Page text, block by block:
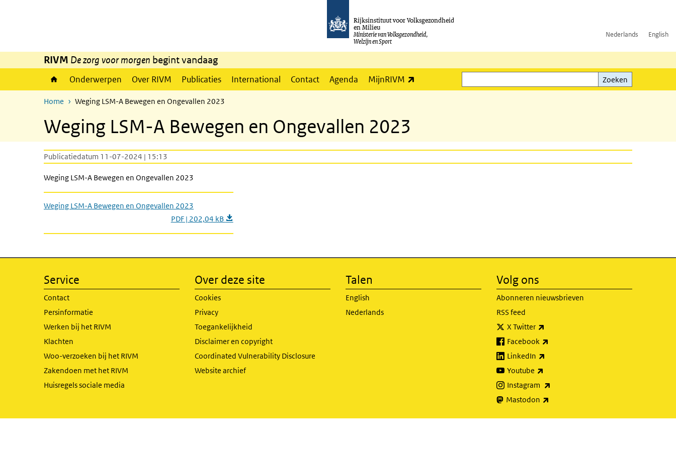
Rijksinstituut voor Volksgezondheid
en Milieu
Ministerie van Volksgezondheid,
Welzijn en Sport
Nederlands English
RIVM De zorg voor morgen begint vandaag
Onderwerpen Over RIVM Publicaties International Contact Agenda MijnRIVM
Zoeken
Zoeken
Home Weging LSM-A Bewegen en Ongevallen 2023
Weging LSM-A Bewegen en Ongevallen 2023
Publicatiedatum 11-07-2024 | 15:13
Weging LSM-A Bewegen en Ongevallen 2023
Weging LSM-A Bewegen en Ongevallen 2023
PDF | 202,04 kB
Service
Contact
Persinformatie
Werken bij het RIVM
Klachten
Woo-verzoeken bij het RIVM
Zakendoen met het RIVM
Huisregels sociale media
Over deze site
Cookies
Privacy
Toegankelijkheid
Disclaimer en copyright
Coordinated Vulnerability Disclosure
Website archief
Talen
English
Nederlands
Volg ons
Abonneren nieuwsbrieven
RSS feed
X Twitter
Facebook
LinkedIn
Youtube
Instagram
Mastodon